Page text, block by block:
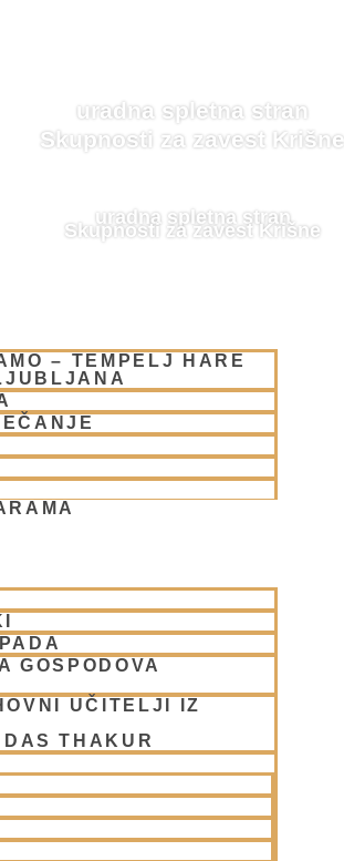
uradna spletna stran
Skupnosti za zavest Krišne
uradna spletna stran
Skupnosti za zavest Krišne
– TEMPELJ HARE
GOSPODOVA
UČITELJI IZ
DAS THAKUR